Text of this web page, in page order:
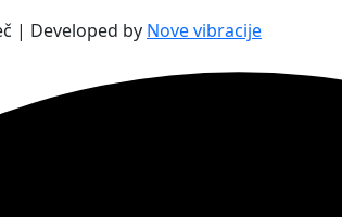
| Developed by Nove vibracije